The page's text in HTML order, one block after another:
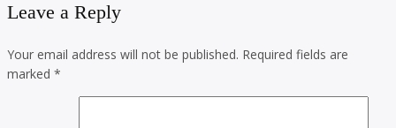
Leave a Reply
Your email address will not be published. Required fields are
marked *